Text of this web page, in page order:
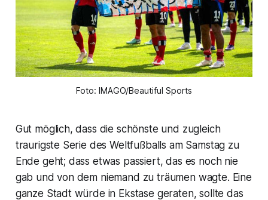
Foto: IMAGO/Beautiful Sports
Gut möglich, dass die schönste und zugleich
traurigste Serie des Weltfußballs am Samstag zu
Ende geht; dass etwas passiert, das es noch nie
gab und von dem niemand zu träumen wagte. Eine
ganze Stadt würde in Ekstase geraten, sollte das